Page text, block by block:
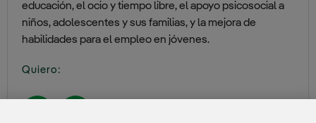
educación, el ocio y tiempo libre, el apoyo psicosocial a
niños, adolescentes y sus familias, y la mejora de
habilidades para el empleo en jóvenes.
Quiero: